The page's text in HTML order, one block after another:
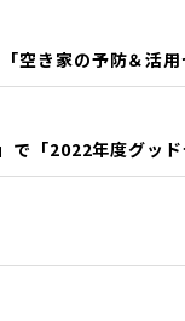
き家の予防＆活用
で「2022年度グッ